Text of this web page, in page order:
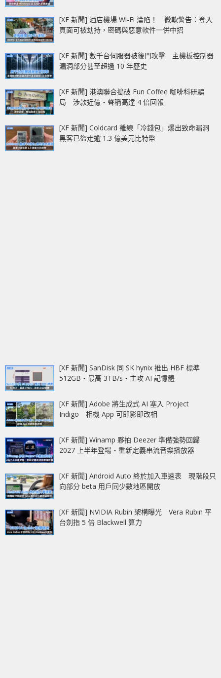
[XF 新聞] 酒店機場 Wi-Fi 淪陷！ 微軟警告：登入
頁面可被劫持，密碼與惡意軟件一併中招
[XF 新聞] 數千台伺服器被後門攻擊 主機板控制器
漏洞部分甚至超過 10 年歷史
[XF 新聞] 港澳聯合搗破 Fun Coffee 咖啡科研騙
局 涉款近億‧聲稱高達 4 倍回報
[XF 新聞] Coldcard 離線「冷錢包」爆出致命漏洞
黑客已盜走逾 1.3 億美元比特幣
[XF 新聞] SanDisk 同 SK hynix 推出 HBF 標準
512GB‧最高 3TB/s‧主攻 AI 記憶體
[XF 新聞] Adobe 將生成式 AI 塞入 Project
Indigo 相機 App 可即影即改相
[XF 新聞] Winamp 夥拍 Deezer 準備強勢回歸
2027 上半年登場‧重新定義串流音樂播放器
[XF 新聞] Android Auto 終於加入車速表 現階段只
向部分 beta 用戶同少數地區開放
[XF 新聞] NVIDIA Rubin 架構曝光 Vera Rubin 平
台劍指 5 倍 Blackwell 算力